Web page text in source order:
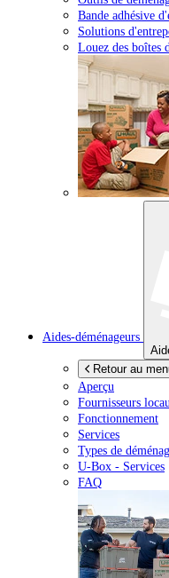
Bande adhésive
Solutions
Louez des boîtes
Aides-déménageurs
Retour au
Aperçu
Fournisseurs
Fonctionnement
Services
Types de
U-Box - Services
FAQ